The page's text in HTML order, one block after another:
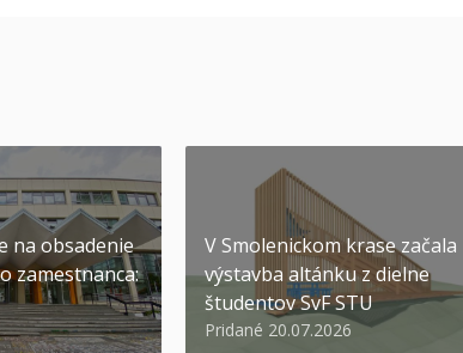
na obsadenie
zamestnanca:
V Smolenickom krase začala
výstavba altánku z dielne
študentov SvF STU
Pridané 20.07.2026